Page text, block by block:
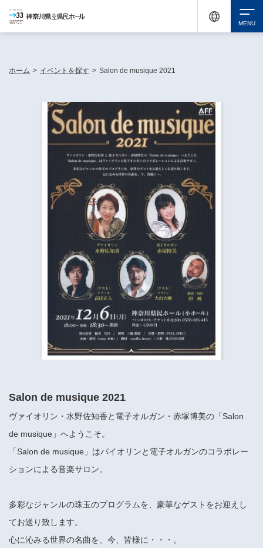
イベントを探す
・ イベント一覧
・ イベントカレンダー
休館中の県民ホールについて
・ パイプオルガン
・ 神奈川県民ホールの取り組み
神奈川県立県民ホールSNS
​​​​​​​​​​​​​神奈川県立県民ホール
ギャラリーSNS
チケット購入
ホーム > イベントを探す > Salon de musique 2021
Salon de musique 2021
ヴァイオリン・水野佐知香と電子オルガン・赤塚博美の「Salon
de musique」へようこそ。
「Salon de musique」はバイオリンと電子オルガンのコラボレー
ションによる音楽サロン。
多彩なジャンルの珠玉のプログラムを、豪華なゲストをお迎えし
てお送り致します。
心に沁みる世界の名曲を、今、皆様に・・・。